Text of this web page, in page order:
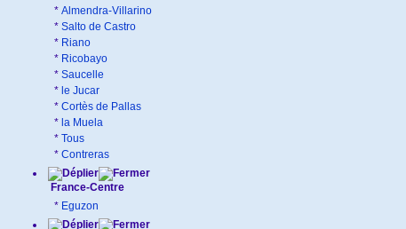
* Almendra-Villarino
* Salto de Castro
* Riano
* Ricobayo
* Saucelle
* le Jucar
* Cortès de Pallas
* la Muela
* Tous
* Contreras
France-Centre
* Eguzon